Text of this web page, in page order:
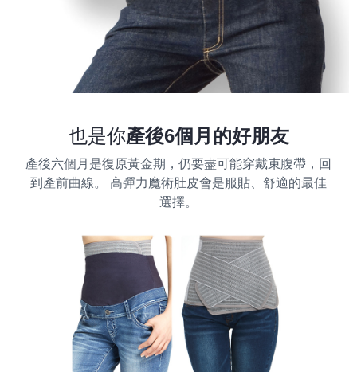
也是你產後6個月的好朋友
產後六個月是復原黃金期，仍要盡可能穿戴束腹帶，回
到產前曲線。 高彈力魔術肚皮會是服貼、舒適的最佳
選擇。